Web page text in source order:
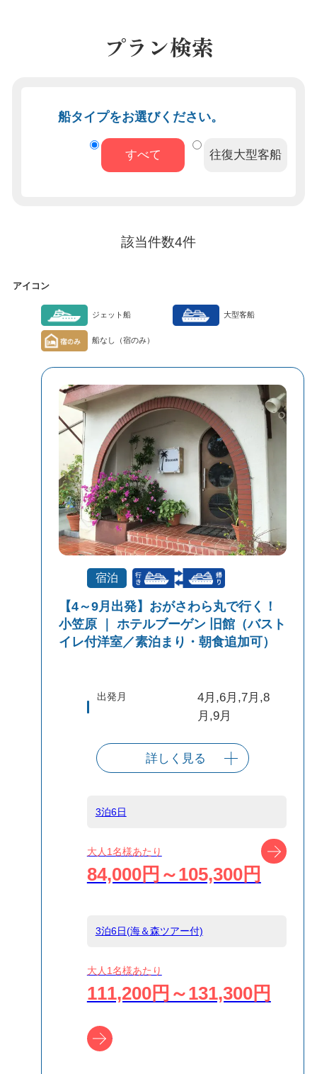
プラン検索
船タイプをお選びください。
すべて 往復大型客船
該当件数4件
アイコン
ジェット船 大型客船
船なし（宿のみ）
宿泊
【4～9月出発】おがさわら丸で行く！
小笠原 ｜ ホテルブーゲン 旧館（バスト
イレ付洋室／素泊まり・朝食追加可）
出発月
4月,6月,7月,8
月,9月
出発港
東京（竹芝客船
往復大型客船
食事条件
朝食のみ,食事な
詳しく見る
3泊6日
大人1名様あたり
84,000円～105,300円
3泊6日(海＆森ツアー付)
大人1名様あたり
111,200円～131,300円
ツアー詳細へ